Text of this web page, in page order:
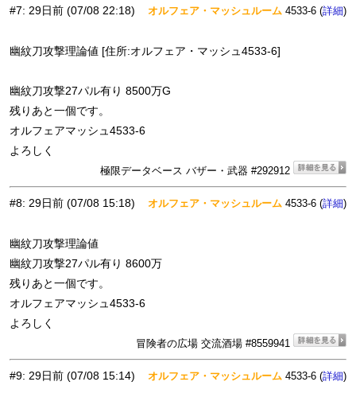
#7: 29日前 (07/08 22:18) オルフェア・マッシュルーム 4533-6 (詳細)
幽紋刀攻撃理論値 [住所:オルフェア・マッシュ4533-6]
幽紋刀攻撃27パル有り 8500万G
残りあと一個です。
オルフェアマッシュ4533-6
よろしく
極限データベース バザー・武器 #292912
#8: 29日前 (07/08 15:18) オルフェア・マッシュルーム 4533-6 (詳細)
幽紋刀攻撃理論値
幽紋刀攻撃27パル有り 8600万
残りあと一個です。
オルフェアマッシュ4533-6
よろしく
冒険者の広場 交流酒場 #8559941
#9: 29日前 (07/08 15:14) オルフェア・マッシュルーム 4533-6 (詳細)